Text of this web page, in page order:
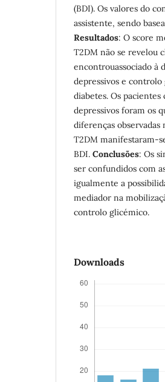
(BDI). Os valores do
assistente, sendo
Resultados: O score
T2DM não se revelou
encontrouassociado à
depressivos e
diabetes. Os
depressivos foram os
diferenças observadas
T2DM manifestaram-
BDI. Conclusões: Os
ser confundidos com
igualmente a
mediador na
controlo glicémico.
Downloads